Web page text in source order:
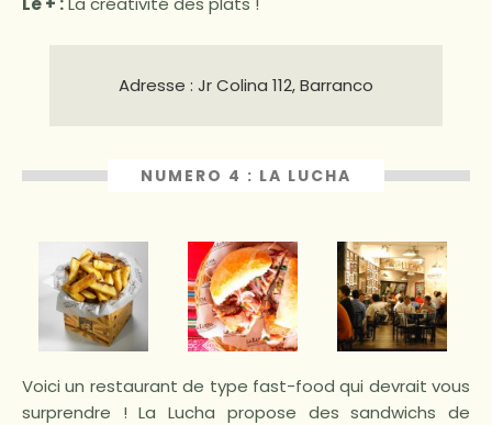
Adresse : Jr Colina 112, Barranco
NUMERO 4 : LA LUCHA
Voici un restaurant de type fast-food qui devrait vous
surprendre ! La Lucha propose des sandwichs de